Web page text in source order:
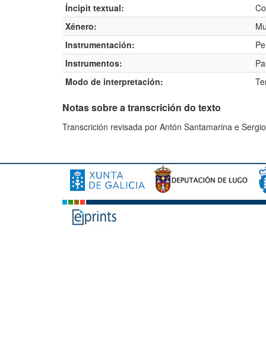
Íncipit textual:
Xénero:
Instrumentación:
Instrumentos:
Modo de interpretación:
Notas sobre a transcrición do texto
Transcrición revisada por Antón Santamarina e